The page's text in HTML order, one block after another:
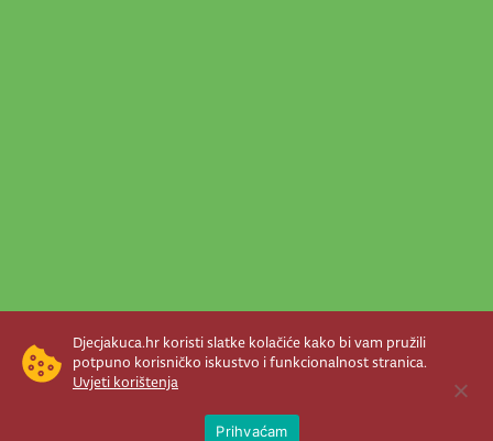
Djecjakuca.hr koristi slatke kolačiće kako bi vam pružili
potpuno korisničko iskustvo i funkcionalnost stranica.
Uvjeti korištenja
Prihvaćam